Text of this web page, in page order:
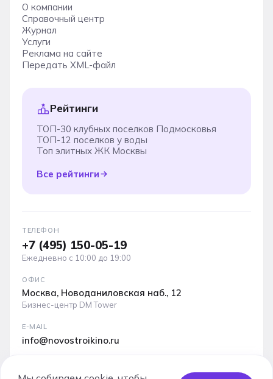
О компании
Справочный центр
Журнал
Услуги
Реклама на сайте
Передать XML-файл
Рейтинги
ТОП-30 клубных поселков Подмосковья
ТОП-12 поселков у воды
Топ элитных ЖК Москвы
Все рейтинги
ТЕЛЕФОН
+7 (495) 150-05-19
Ежедневно с 10:00 до 19:00
ОФИС
Москва, Новоданиловская наб., 12
Бизнес-центр DM Tower
E-MAIL
info@novostroikino.ru
аудитория